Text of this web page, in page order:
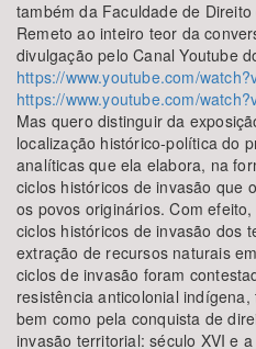
também da Faculdade de Direito
Remeto ao inteiro teor da
divulgação pelo Canal Youtube
https://www.youtube.com/
https://www.youtube.com/
Mas quero distinguir da
localização histórico-política do
analíticas que ela elabora, na
ciclos históricos de invasão que
os povos originários. Com
ciclos históricos de invasão dos
extração de recursos naturais
ciclos de invasão foram
resistência anticolonial
bem como pela conquista de
invasão territorial: século XVI e